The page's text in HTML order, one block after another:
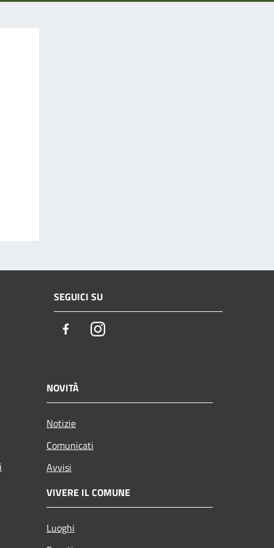
SEGUICI SU
FacebookInstagram
NOVITÀ
Notizie
Comunicati
Avvisi
VIVERE IL COMUNE
Luoghi